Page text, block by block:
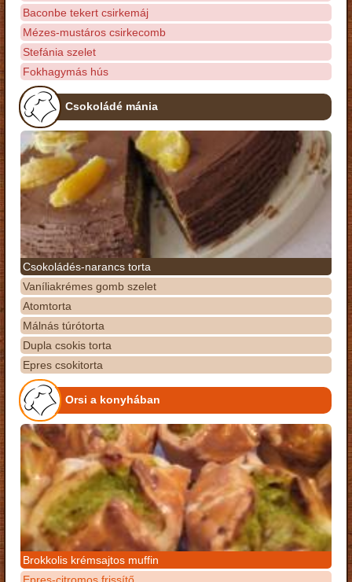
Baconbe tekert csirkemáj
Mézes-mustáros csirkecomb
Stefánia szelet
Fokhagymás hús
Csokoládé mánia
Csokoládés-narancs torta
Vaníliakrémes gomb szelet
Atomtorta
Málnás túrótorta
Dupla csokis torta
Epres csokitorta
Orsi a konyhában
Brokkolis krémsajtos muffin